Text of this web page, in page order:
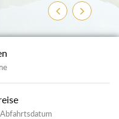
ZurückWeiter